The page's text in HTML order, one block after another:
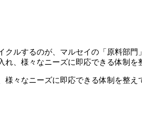
ルするのが、マルセイの「原料部
、様々なニーズに即応できる体制を
々なニーズに即応できる体制を整え